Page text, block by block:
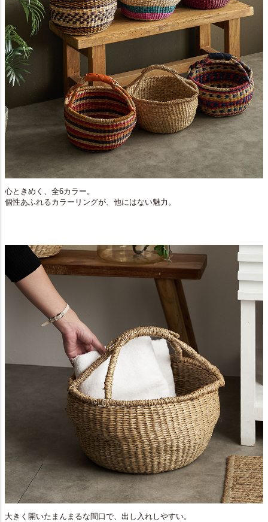
心ときめく、全6カラー。
個性あふれるカラーリングが、他にはない魅力。
大きく開いたまんまるな間口で、出し入れしやすい。